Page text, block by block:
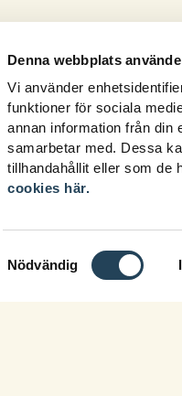
Denna webbplats
Vi använder
funktioner för sociala
annan information från din
samarbetar med. Dessa
tillhandahållit eller som de
cookies här.
Samtyckesval
Nödvändig